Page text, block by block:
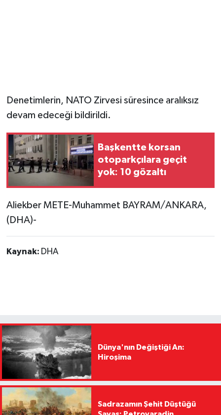
Denetimlerin, NATO Zirvesi süresince aralıksız
devam edeceği bildirildi.
Başkentte korsan
otoparkçılara geçit
yok: 10 gözaltı
Aliekber METE-Muhammet BAYRAM/ANKARA,
(DHA)-
Kaynak: DHA
Dünya'nın Değiştiği An:
Hiroşima
Sadrazamın Şehit Düştüğü